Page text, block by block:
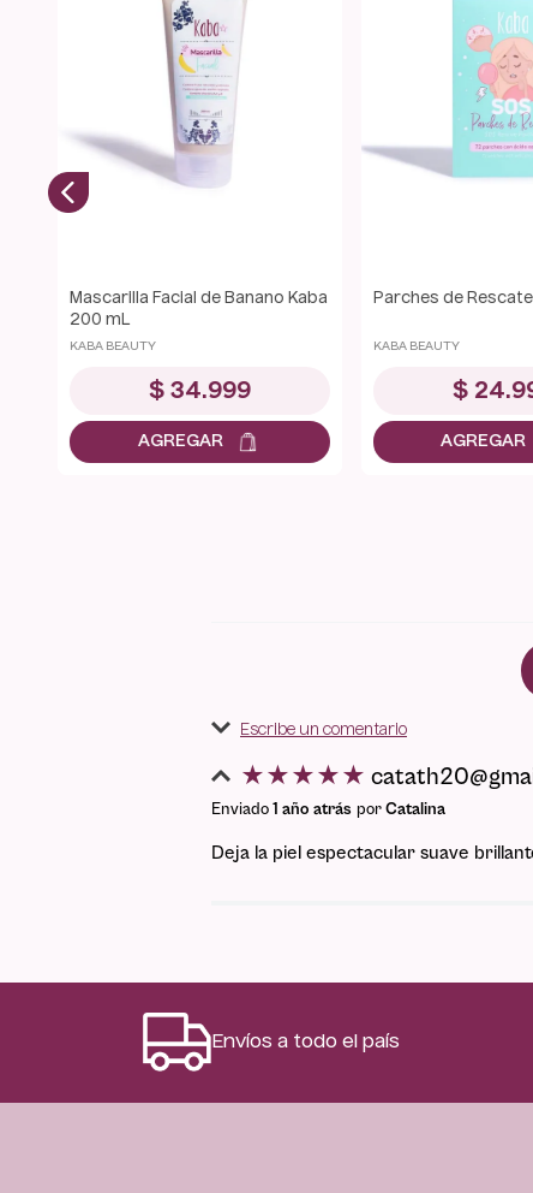
KABA BEAUTY
$ 69.999
Kaba 200 mL
KABA BEAUTY
$ 34.
Escribe un comentario
Tu nombre
★ ★ ★ ★ ★
Enviado 1 año atrás por Catalina
Deja la piel espectacular suave
Envíos a todo el país